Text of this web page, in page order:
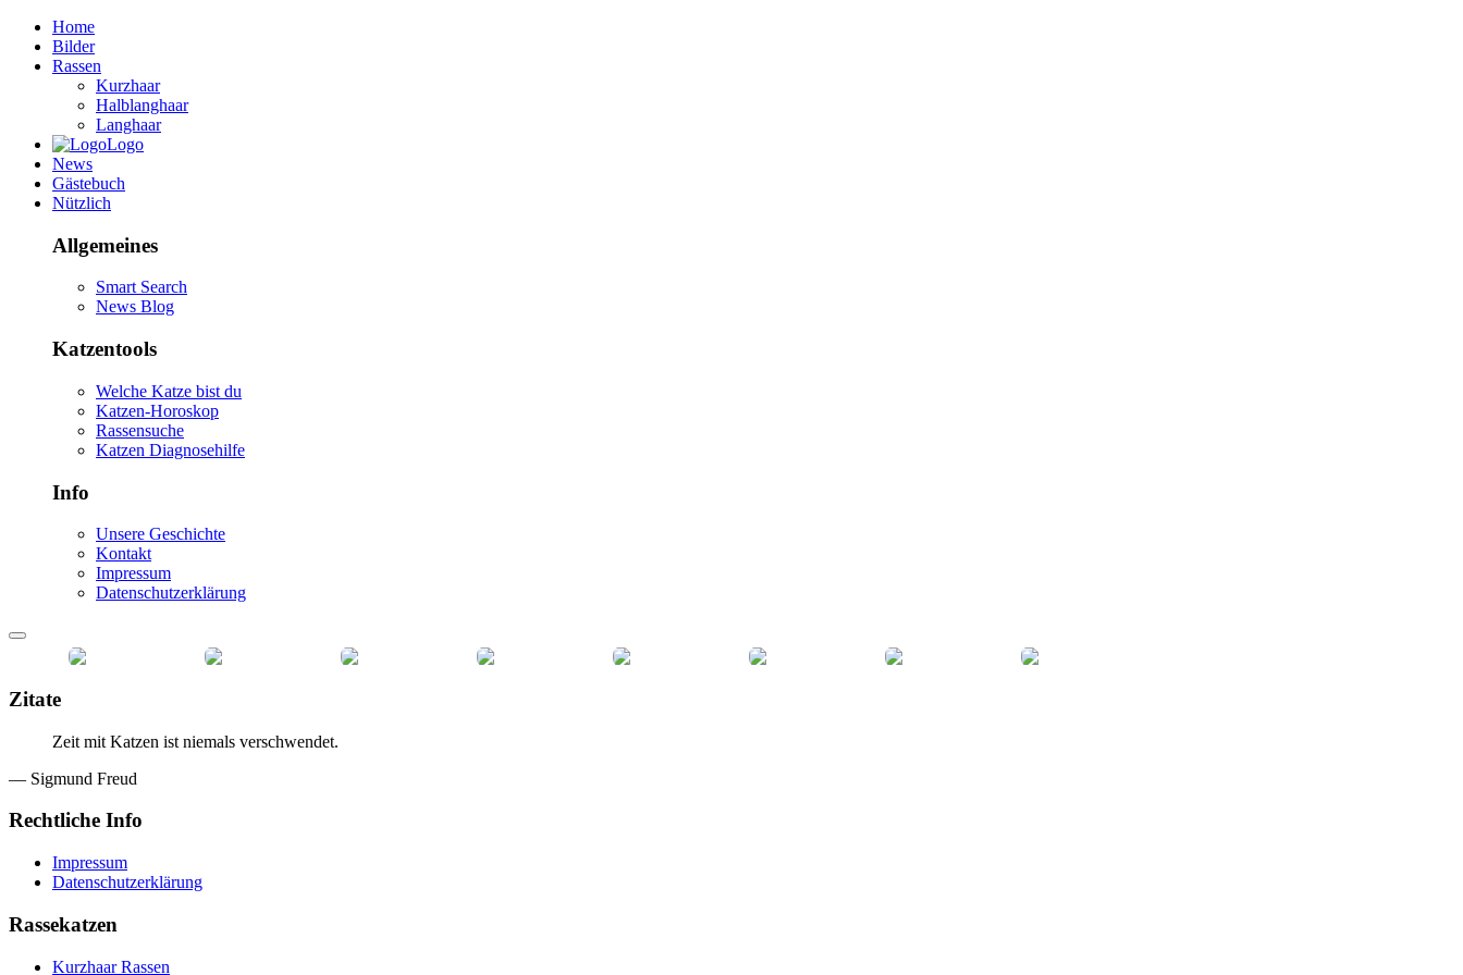
Home
Bilder
Rassen
Kurzhaar
Halblanghaar
Langhaar
Logo
News
Gästebuch
Nützlich
Allgemeines
Smart Search
News Blog
Katzentools
Welche Katze bist du
Katzen-Horoskop
Rassensuche
Katzen Diagnosehilfe
Info
Unsere Geschichte
Kontakt
Impressum
Datenschutzerklärung
Zitate
Zeit mit Katzen ist niemals verschwendet.
— Sigmund Freud
Rechtliche Info
Impressum
Datenschutzerklärung
Rassekatzen
Kurzhaar Rassen